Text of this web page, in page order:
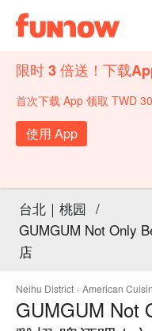
限时 3 倍送！下载
首次下载 App 领取 TWD
使用 App
台北｜桃园 /
GUMGUM Not Only
店
Neihu District · American
GUMGUM Not